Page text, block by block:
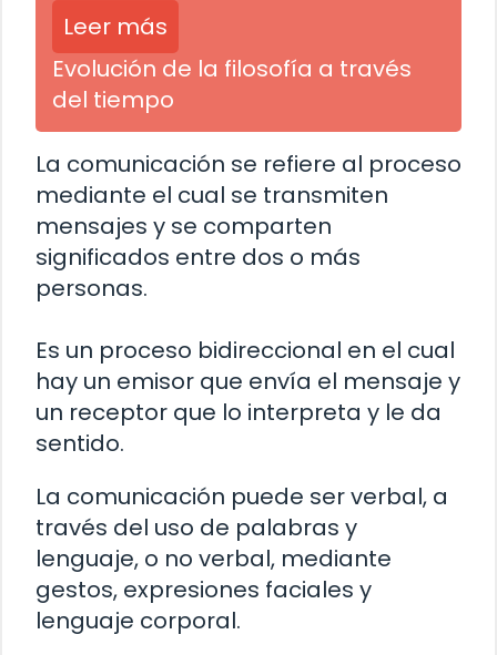
Leer más
Evolución de la filosofía a través
del tiempo
La comunicación se refiere al proceso
mediante el cual se transmiten
mensajes y se comparten
significados entre dos o más
personas.
Es un proceso bidireccional en el cual
hay un emisor que envía el mensaje y
un receptor que lo interpreta y le da
sentido.
La comunicación puede ser verbal, a
través del uso de palabras y
lenguaje, o no verbal, mediante
gestos, expresiones faciales y
lenguaje corporal.